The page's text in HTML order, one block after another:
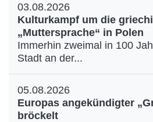
03.08.2026
Kulturkampf um die
„Muttersprache“ in Polen
Immerhin zweimal in 100
Stadt an der...
05.08.2026
Europas angekündigter
bröckelt